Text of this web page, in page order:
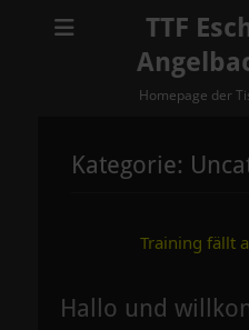
TTF
Homepage der
Kategorie:
Training fällt an den
Hallo und